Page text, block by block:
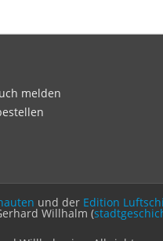
melden
und der Edition
Willhalm (